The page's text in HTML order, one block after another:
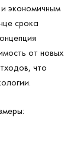
экономичным
срока
от новых
что